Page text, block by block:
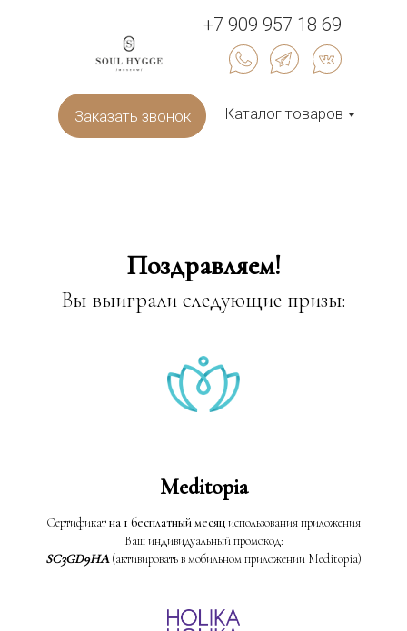
Каталог товаров
+7 909 957 18 69
Заказать звонок
Поздравляем!
Вы выиграли следующие призы:
Meditopia
Сертификатна 1 бесплатный месяциспользования приложения
Ваш индивидуальный промокод:
SC3GD9HA(активировать в мобильном приложении Meditopia)